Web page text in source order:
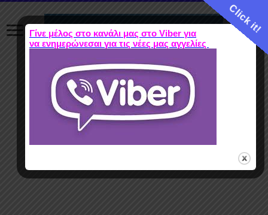
Click it!
Γίνε μέλος στο κανάλι μας στο Viber για
να ενημερώνεσαι για τις νέες μας αγγελίες